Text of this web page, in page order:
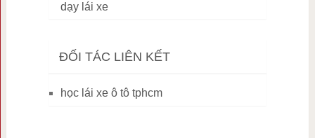
dạy lái xe
ĐỐI TÁC LIÊN KẾT
học lái xe ô tô tphcm